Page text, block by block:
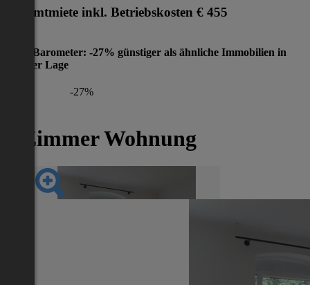
Gesamtmiete inkl. Betriebskosten € 455
Preis-Barometer: -27% günstiger als ähnliche Immobilien in
gleicher Lage
-27%
2 Zimmer Wohnung